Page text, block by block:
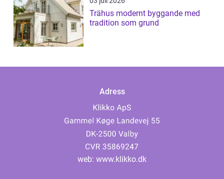
Trähus modernt byggande med
tradition som grund
Adress
web: www.klikko.dk